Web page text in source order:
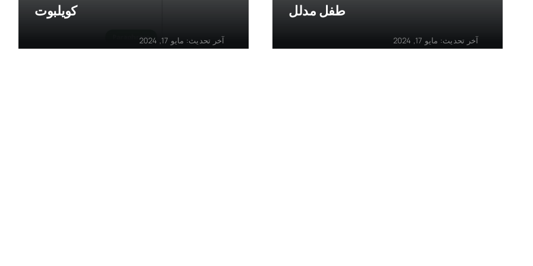
كويلبوت
آخر تحديث: مايو 17, 2024
طفل مدلل
آخر تحديث: مايو 17, 2024